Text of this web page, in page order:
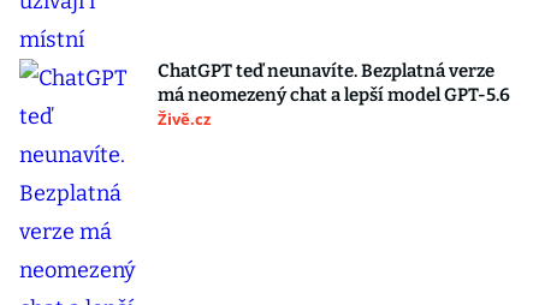
ChatGPT teď neunavíte. Bezplatná verze
má neomezený chat a lepší model GPT-5.6
Živě.cz